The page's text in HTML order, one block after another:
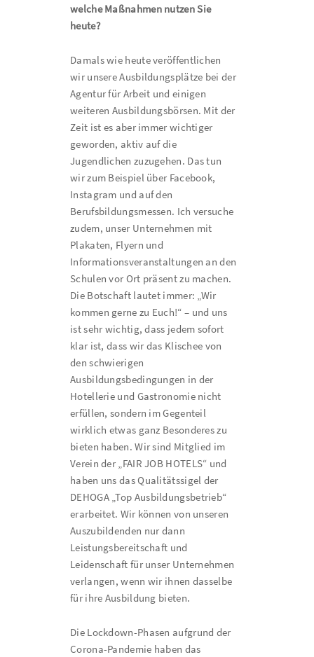
welche Maßnahmen nutzen Sie
heute?
Damals wie heute veröffentlichen
wir unsere Ausbildungsplätze bei der
Agentur für Arbeit und einigen
weiteren Ausbildungsbörsen. Mit der
Zeit ist es aber immer wichtiger
geworden, aktiv auf die
Jugendlichen zuzugehen. Das tun
wir zum Beispiel über Facebook,
Instagram und auf den
Berufsbildungsmessen. Ich versuche
zudem, unser Unternehmen mit
Plakaten, Flyern und
Informationsveranstaltungen an den
Schulen vor Ort präsent zu machen.
Die Botschaft lautet immer: „Wir
kommen gerne zu Euch!“ – und uns
ist sehr wichtig, dass jedem sofort
klar ist, dass wir das Klischee von
den schwierigen
Ausbildungsbedingungen in der
Hotellerie und Gastronomie nicht
erfüllen, sondern im Gegenteil
wirklich etwas ganz Besonderes zu
bieten haben. Wir sind Mitglied im
Verein der „FAIR JOB HOTELS“ und
haben uns das Qualitätssigel der
DEHOGA „Top Ausbildungsbetrieb“
erarbeitet. Wir können von unseren
Auszubildenden nur dann
Leistungsbereitschaft und
Leidenschaft für unser Unternehmen
verlangen, wenn wir ihnen dasselbe
für ihre Ausbildung bieten.
Die Lockdown-Phasen aufgrund der
Corona-Pandemie haben das